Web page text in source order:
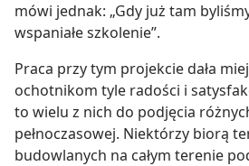
mówi jednak: „Gdy już tam
wspaniałe szkolenie”.
Praca przy tym projekcie dała
ochotnikom tyle radości i
to wielu z nich do podjęcia
pełnoczasowej. Niektórzy biorą
budowlanych na całym terenie